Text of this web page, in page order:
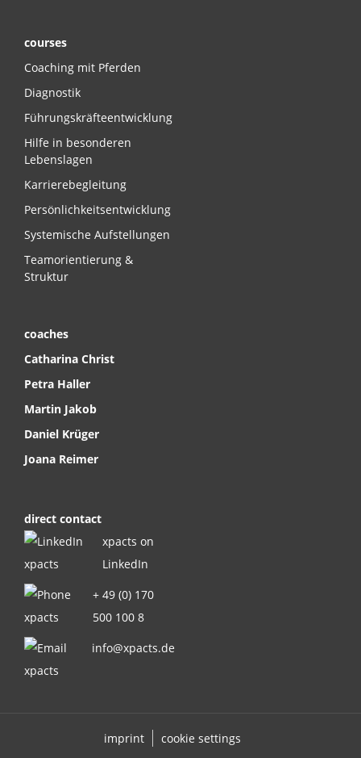
courses
Coaching mit Pferden
Diagnostik
Führungskräfteentwicklung
Hilfe in besonderen
Lebenslagen
Karrierebegleitung
Persönlichkeitsentwicklung
Systemische Aufstellungen
Teamorientierung &
Struktur
coaches
Catharina Christ
Petra Haller
Martin Jakob
Daniel Krüger
Joana Reimer
direct contact
xpacts on
LinkedIn
+ 49 (0) 170
500 100 8
info@xpacts.de
imprint cookie settings